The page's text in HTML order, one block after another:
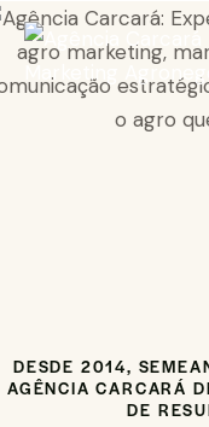
DESDE 2014,
AGÊNCIA CARCARÁ
DE